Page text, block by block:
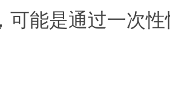
可能是通过一次